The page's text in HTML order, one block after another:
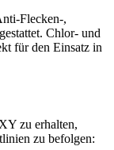
Flecken-,
Chlor- und
für den Einsatz in
zu erhalten,
zu befolgen: